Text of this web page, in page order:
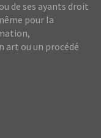
de ses ayants droit
pour la
art ou un procédé